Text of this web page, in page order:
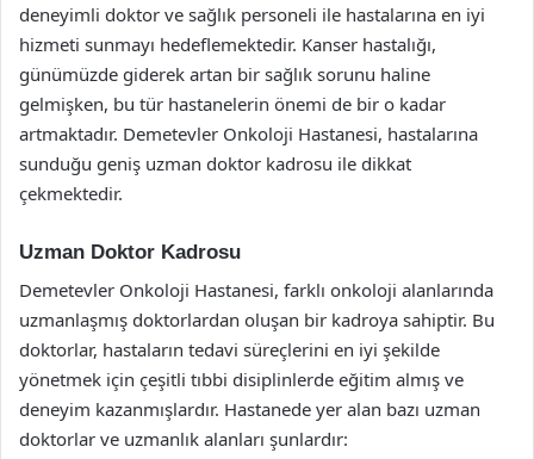
deneyimli doktor ve sağlık personeli ile hastalarına en iyi
hizmeti sunmayı hedeflemektedir. Kanser hastalığı,
günümüzde giderek artan bir sağlık sorunu haline
gelmişken, bu tür hastanelerin önemi de bir o kadar
artmaktadır. Demetevler Onkoloji Hastanesi, hastalarına
sunduğu geniş uzman doktor kadrosu ile dikkat
çekmektedir.
Uzman Doktor Kadrosu
Demetevler Onkoloji Hastanesi, farklı onkoloji alanlarında
uzmanlaşmış doktorlardan oluşan bir kadroya sahiptir. Bu
doktorlar, hastaların tedavi süreçlerini en iyi şekilde
yönetmek için çeşitli tıbbi disiplinlerde eğitim almış ve
deneyim kazanmışlardır. Hastanede yer alan bazı uzman
doktorlar ve uzmanlık alanları şunlardır: